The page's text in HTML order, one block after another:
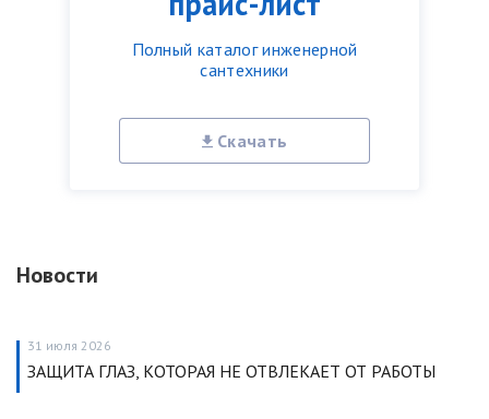
Полный каталог инженерной
сантехники
Скачать
Новости
31 июля 2026
ЗАЩИТА ГЛАЗ, КОТОРАЯ НЕ ОТВЛЕКАЕТ ОТ РАБОТЫ